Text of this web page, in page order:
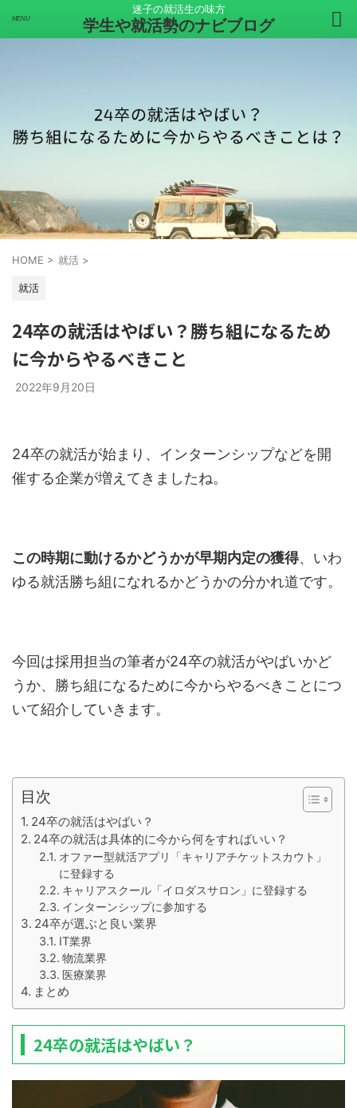
迷子の就活生の味方
学生や就活勢のナビブログ
HOME > 就活 >
就活
24卒の就活はやばい？勝ち組になるため
に今からやるべきこと
2022年9月20日
24卒の就活が始まり、インターンシップなどを開
催する企業が増えてきましたね。
この時期に動けるかどうかが早期内定の獲得、いわ
ゆる就活勝ち組になれるかどうかの分かれ道です。
今回は採用担当の筆者が24卒の就活がやばいかど
うか、勝ち組になるために今からやるべきことにつ
いて紹介していきます。
目次
24卒の就活はやばい？
24卒の就活は具体的に今から何をすればいい？
オファー型就活アプリ「キャリアチケットスカウト」
に登録する
キャリアスクール「イロダスサロン」に登録する
インターンシップに参加する
24卒が選ぶと良い業界
IT業界
物流業界
医療業界
まとめ
24卒の就活はやばい？